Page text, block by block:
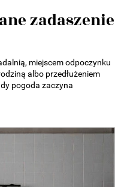
zadaszenie
miejscem odpoczynku
albo przedłużeniem
pogoda zaczyna